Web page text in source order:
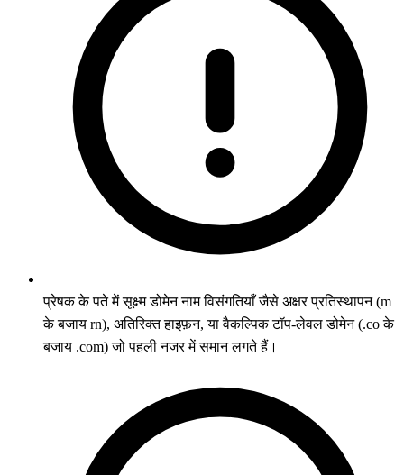
प्रेषक के पते में सूक्ष्म डोमेन नाम विसंगतियाँ जैसे अक्षर प्रतिस्थापन (m
के बजाय rn), अतिरिक्त हाइफ़न, या वैकल्पिक टॉप-लेवल डोमेन (.co के
बजाय .com) जो पहली नजर में समान लगते हैं।